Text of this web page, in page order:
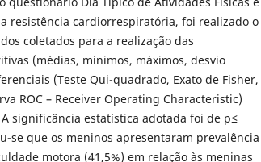
a resistência cardiorrespiratória, foi realizado o
coletados para a realização das
(médias, mínimos, máximos, desvio
(Teste Qui-quadrado, Exato de Fisher,
ROC – Receiver Operating Characteristic)
significância estatística adotada foi de p≤
se que os meninos apresentaram prevalência
motora (41,5%) em relação às meninas